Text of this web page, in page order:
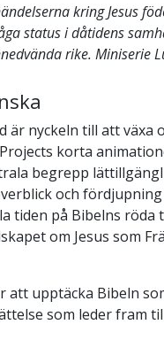
kring Jesus
status i dåtidens
rike. Miniserie
är nyckeln till att växa
korta
begrepp
och
tiden på Bibelns röda
om Jesus som
att upptäcka Bibeln
som leder fram till